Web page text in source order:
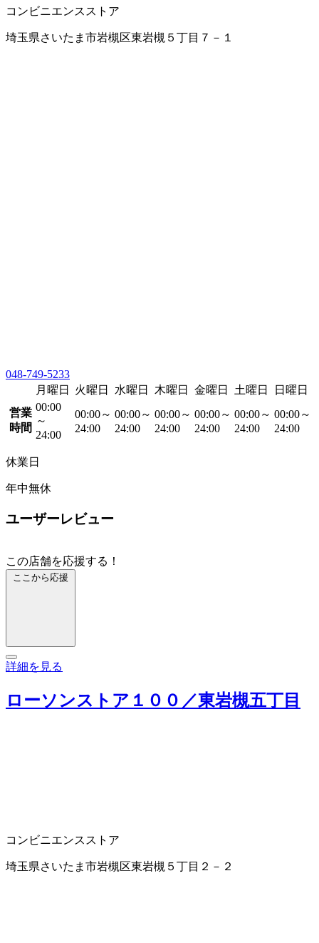
コンビニエンスストア
埼玉県さいたま市岩槻区東岩槻５丁目７－１
048-749-5233
月曜日
火曜日 水曜日 木曜日 金曜日 土曜日
日曜日
営業
時間
00:00
～
24:00
00:00～
24:00
00:00～
24:00
00:00～
24:00
00:00～
24:00
00:00～
24:00
00:00～
24:00
休業日
年中無休
ユーザーレビュー
この店舗を応援する！
ここから応援
詳細を見る
ローソンストア１００／東岩槻五丁目
コンビニエンスストア
埼玉県さいたま市岩槻区東岩槻５丁目２－２